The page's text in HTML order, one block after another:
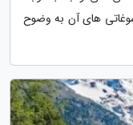
های آن به وضوح